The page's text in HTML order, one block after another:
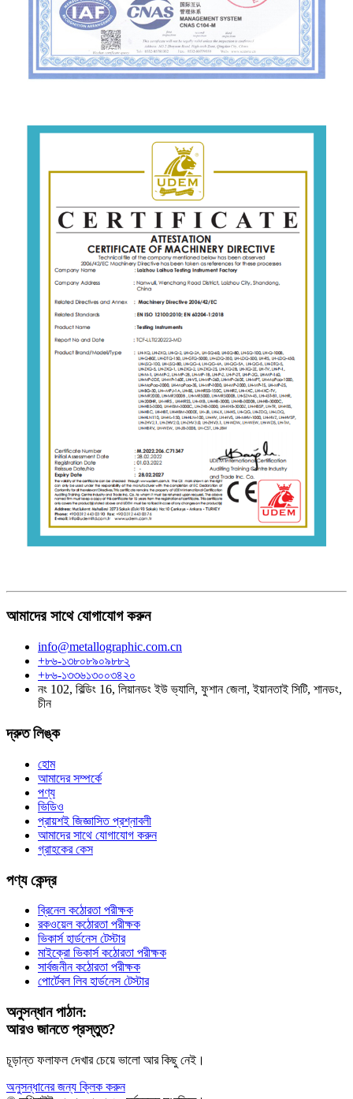
আমাদের সাথে যোগাযোগ করুন
info@metallographic.com.cn
+৮৬-১৩৮০৮৯০৯৮৮২
+৮৬-১৩৩৬১৩০০৩৪২০
নং 102, বিল্ডিং 16, লিয়ানডং ইউ ভ্যালি, ফুশান জেলা, ইয়ানতাই সিটি, শানডং,
চীন
দ্রুত লিঙ্ক
হোম
আমাদের সম্পর্কে
পণ্য
ভিডিও
প্রায়শই জিজ্ঞাসিত প্রশ্নাবলী
আমাদের সাথে যোগাযোগ করুন
গ্রাহকের কেস
পণ্য কেন্দ্র
ব্রিনেল কঠোরতা পরীক্ষক
রকওয়েল কঠোরতা পরীক্ষক
ভিকার্স হার্ডনেস টেস্টার
মাইক্রো ভিকার্স কঠোরতা পরীক্ষক
সার্বজনীন কঠোরতা পরীক্ষক
পোর্টেবল লিব হার্ডনেস টেস্টার
অনুসন্ধান পাঠান:
আরও জানতে প্রস্তুত?
চূড়ান্ত ফলাফল দেখার চেয়ে ভালো আর কিছু নেই।
অনুসন্ধানের জন্য ক্লিক করুন